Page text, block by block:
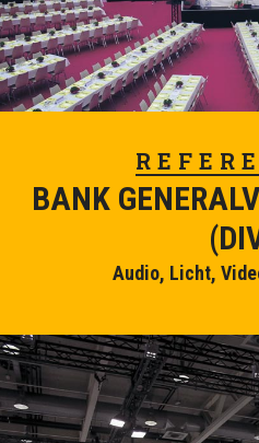
BANK
Audio, Licht,